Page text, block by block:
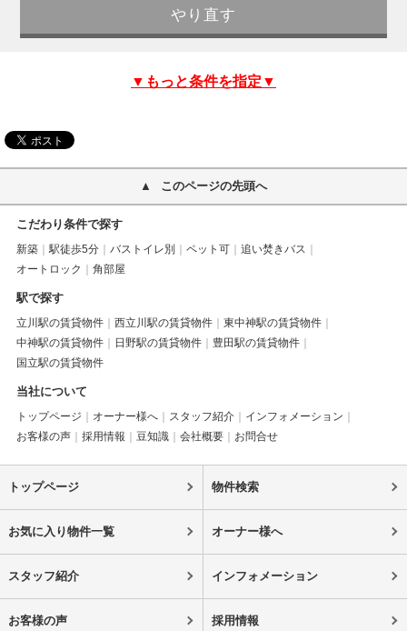
▼もっと条件を指定▼
このページの先頭へ
こだわり条件で探す
新築 駅徒歩5分 バストイレ別 ペット可
追い焚きバス
オートロック
角部屋
駅で探す
立川駅の賃貸物件 西立川駅の賃貸物件
東中神駅の賃貸物件
中神駅の賃貸物件
日野駅の賃貸物件
豊田駅の賃貸物件
国立駅の賃貸物件
当社について
トップページ オーナー様へ スタッフ紹介
インフォメーション
お客様の声
採用情報 豆知識 会社概要 お問合せ
トップページ 物件検索
お気に入り物件一覧 オーナー様へ
スタッフ紹介 インフォメーション
お客様の声 採用情報